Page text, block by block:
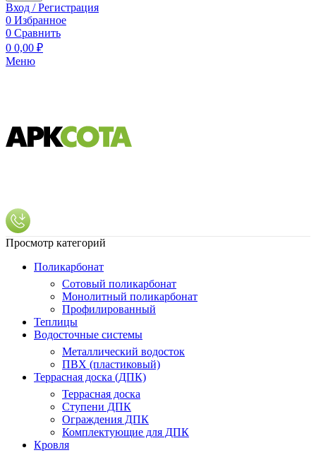
Вход / Регистрация
0 Избранное
0 Сравнить
0 0,00 ₽
Меню
Просмотр категорий
Поликарбонат
Сотовый поликарбонат
Монолитный поликарбонат
Профилированный
Теплицы
Водосточные системы
Металлический водосток
ПВХ (пластиковый)
Террасная доска (ДПК)
Террасная доска
Ступени ДПК
Ограждения ДПК
Комплектующие для ДПК
Кровля